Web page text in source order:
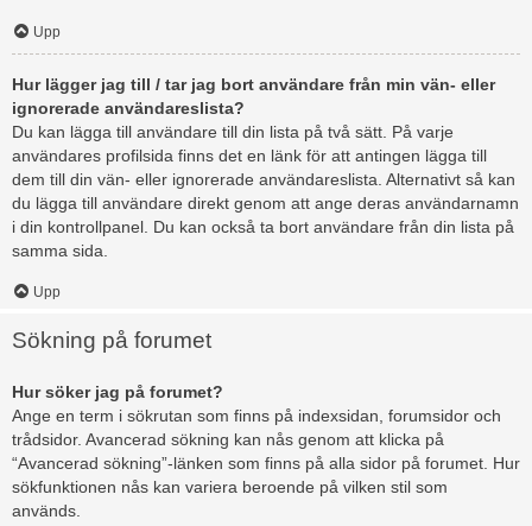
Upp
Hur lägger jag till / tar jag bort användare från min vän- eller
ignorerade användareslista?
Du kan lägga till användare till din lista på två sätt. På varje
användares profilsida finns det en länk för att antingen lägga till
dem till din vän- eller ignorerade användareslista. Alternativt så kan
du lägga till användare direkt genom att ange deras användarnamn
i din kontrollpanel. Du kan också ta bort användare från din lista på
samma sida.
Upp
Sökning på forumet
Hur söker jag på forumet?
Ange en term i sökrutan som finns på indexsidan, forumsidor och
trådsidor. Avancerad sökning kan nås genom att klicka på
“Avancerad sökning”-länken som finns på alla sidor på forumet. Hur
sökfunktionen nås kan variera beroende på vilken stil som
används.